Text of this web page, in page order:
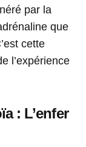
par la
que
cette
l’expérience
: L’enfer